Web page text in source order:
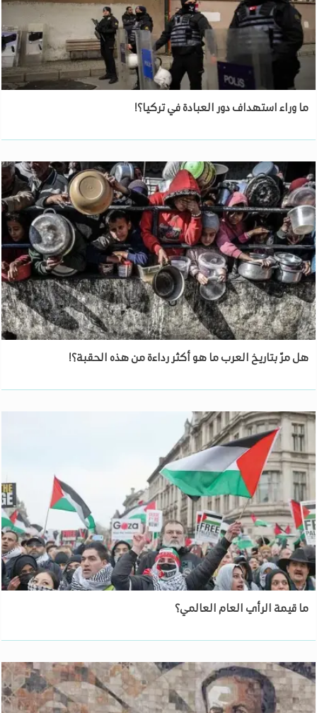
ما وراء استهداف دور العبادة في تركيا؟!
هل مرّ بتاريخ العرب ما هو أكثر رداءة من هذه الحقبة؟!
ما قيمة الرأي العام العالمي؟